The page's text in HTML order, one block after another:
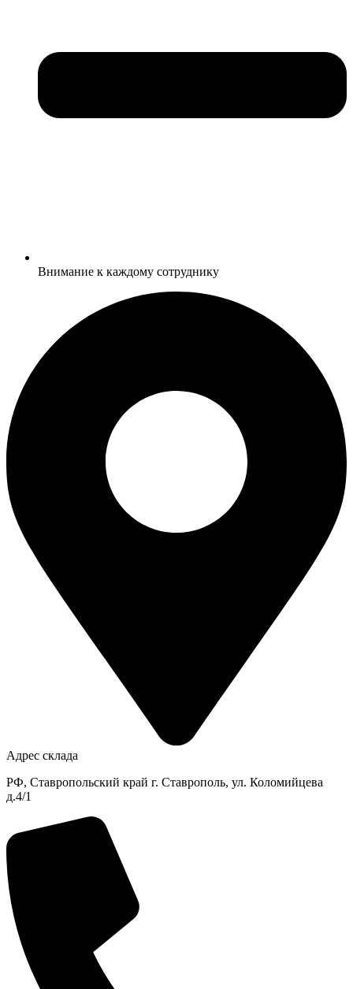
Внимание к каждому сотруднику
Адрес склада
РФ, Ставропольский край г. Ставрополь, ул. Коломийцева
д.4/1